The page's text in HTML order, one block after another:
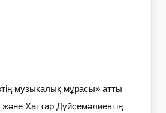
музыкалық мұрасы» атты
Хаттар Дүйсемәлиевтің